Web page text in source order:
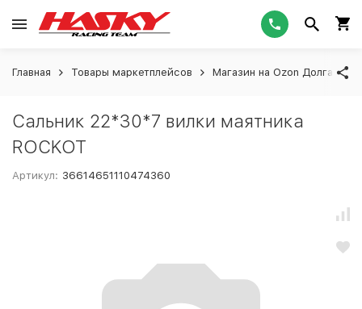
Главная Товары маркетплейсов Магазин на Ozon Долгашева
Сальник 22*30*7 вилки маятника
ROCKOT
Артикул: 36614651110474360